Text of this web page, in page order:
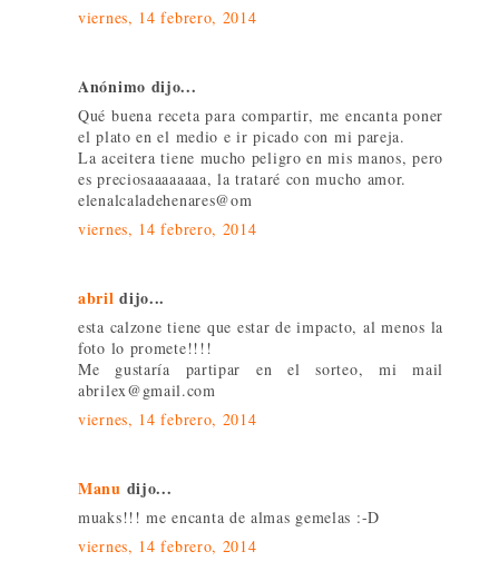
viernes, 14 febrero, 2014
Anónimo dijo...
Qué buena receta para compartir, me encanta poner
el plato en el medio e ir picado con mi pareja.
La aceitera tiene mucho peligro en mis manos, pero
es preciosaaaaaaaa, la trataré con mucho amor.
elenalcaladehenares@om
viernes, 14 febrero, 2014
abril dijo...
esta calzone tiene que estar de impacto, al menos la
foto lo promete!!!!
Me gustaría partipar en el sorteo, mi mail
abrilex@gmail.com
viernes, 14 febrero, 2014
Manu dijo...
muaks!!! me encanta de almas gemelas :-D
viernes, 14 febrero, 2014